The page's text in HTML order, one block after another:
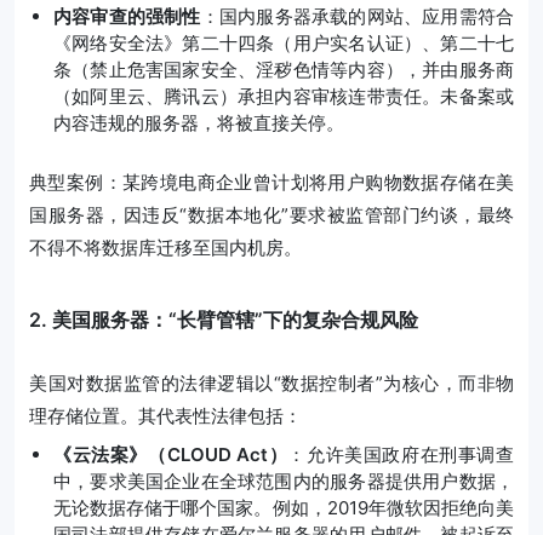
内容审查的强制性 ：国内服务器承载的网站、应用需符合
《网络安全法》第二十四条（用户实名认证）、第二十七
条（禁止危害国家安全、淫秽色情等内容），并由服务商
（如阿里云、腾讯云）承担内容审核连带责任。未备案或
内容违规的服务器，将被直接关停。
典型案例：某跨境电商企业曾计划将用户购物数据存储在美
国服务器，因违反“数据本地化”要求被监管部门约谈，最终
不得不将数据库迁移至国内机房。
2. 美国服务器：“长臂管辖”下的复杂合规风险
美国对数据监管的法律逻辑以“数据控制者”为核心，而非物
理存储位置。其代表性法律包括：
《云法案》（CLOUD Act）
：允许美国政府在刑事调查
中，要求美国企业在全球范围内的服务器提供用户数据，
无论数据存储于哪个国家。例如，2019年微软因拒绝向美